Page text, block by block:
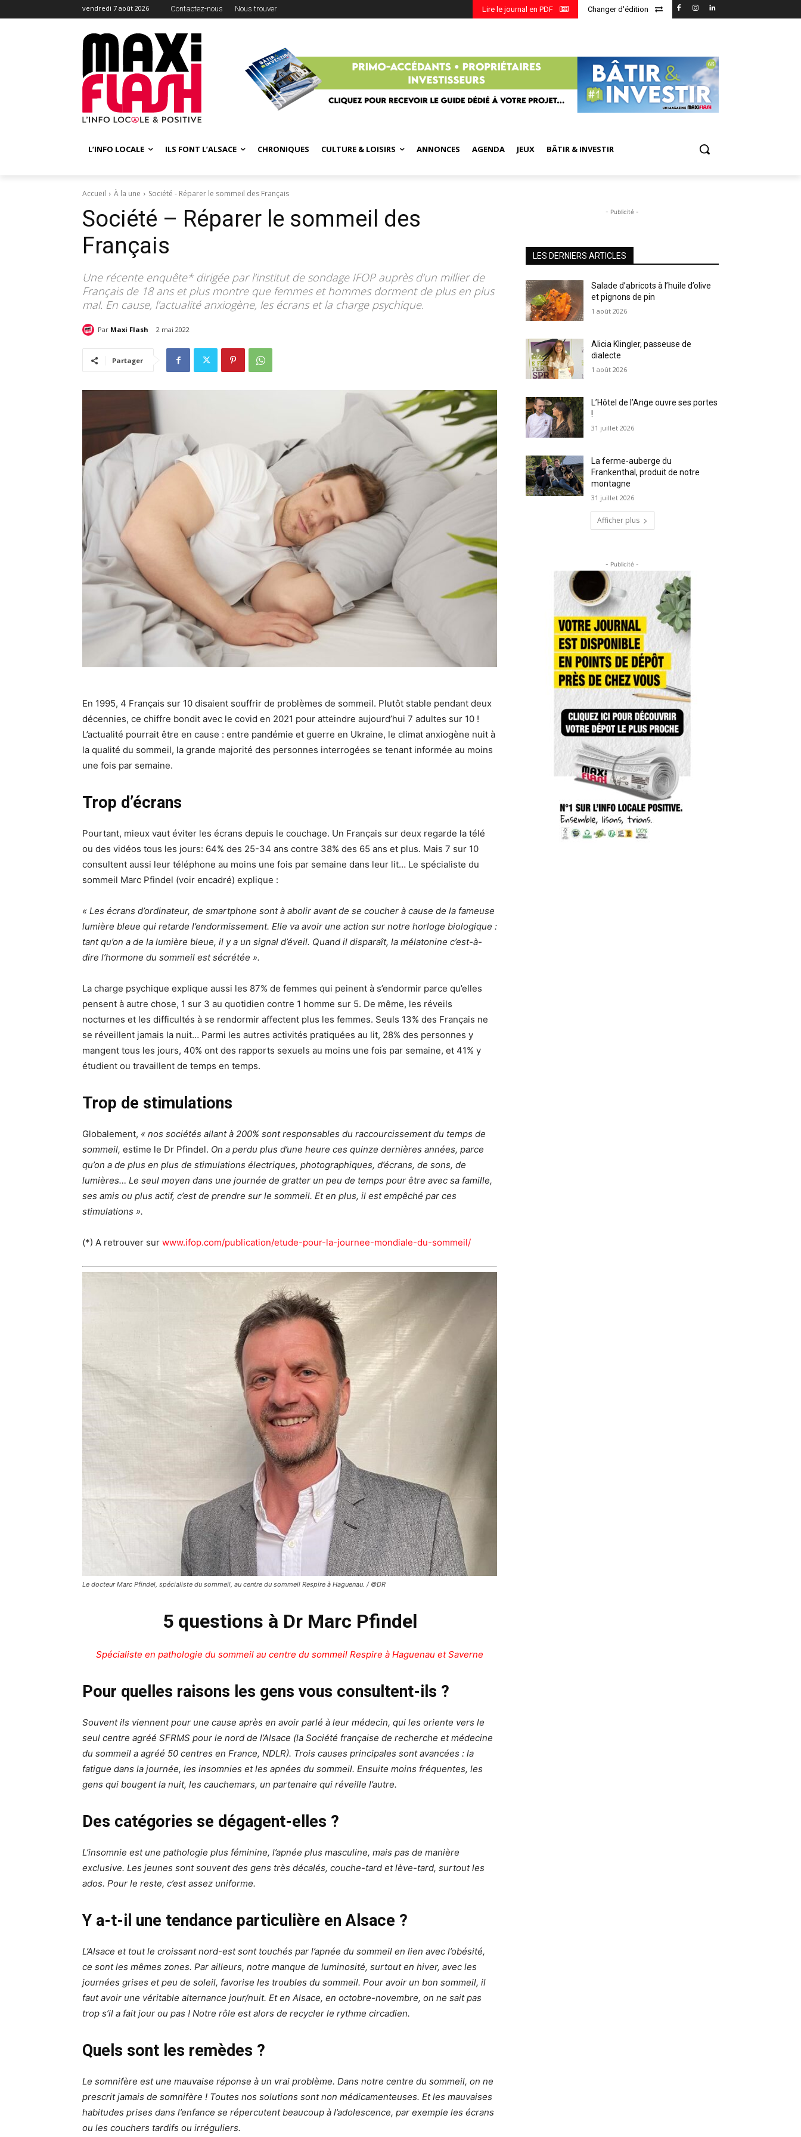
vendredi 7 août 2026 Contactez-nous Nous trouver Changer d'édition
Lire le journal en PDF
L’INFO LOCALE ILS FONT L’ALSACE CHRONIQUES CULTURE & LOISIRS ANNONCES AGENDA JEUX BÂTIR & INVESTIR
Accueil À la une Société - Réparer le sommeil des Français
Société – Réparer le sommeil des
Français
Une récente enquête* dirigée par l’institut de sondage IFOP auprès d’un millier de
Français de 18 ans et plus montre que femmes et hommes dorment de plus en plus
mal. En cause, l’actualité anxiogène, les écrans et la charge psychique.
Par Maxi Flash 2 mai 2022
Partager
En 1995, 4 Français sur 10 disaient souffrir de problèmes de sommeil. Plutôt stable pendant deux
décennies, ce chiffre bondit avec le covid en 2021 pour atteindre aujourd’hui 7 adultes sur 10 !
L’actualité pourrait être en cause : entre pandémie et guerre en Ukraine, le climat anxiogène nuit à
la qualité du sommeil, la grande majorité des personnes interrogées se tenant informée au moins
une fois par semaine.
Trop d’écrans
Pourtant, mieux vaut éviter les écrans depuis le couchage. Un Français sur deux regarde la télé
ou des vidéos tous les jours: 64% des 25-34 ans contre 38% des 65 ans et plus. Mais 7 sur 10
consultent aussi leur téléphone au moins une fois par semaine dans leur lit… Le spécialiste du
sommeil Marc Pfindel (voir encadré) explique :
« Les écrans d’ordinateur, de smartphone sont à abolir avant de se coucher à cause de la fameuse
lumière bleue qui retarde l’endormissement. Elle va avoir une action sur notre horloge biologique :
tant qu’on a de la lumière bleue, il y a un signal d’éveil. Quand il disparaît, la mélatonine c’est-à-
dire l’hormone du sommeil est sécrétée ».
La charge psychique explique aussi les 87% de femmes qui peinent à s’endormir parce qu’elles
pensent à autre chose, 1 sur 3 au quotidien contre 1 homme sur 5. De même, les réveils
nocturnes et les difficultés à se rendormir affectent plus les femmes. Seuls 13% des Français ne
se réveillent jamais la nuit… Parmi les autres activités pratiquées au lit, 28% des personnes y
mangent tous les jours, 40% ont des rapports sexuels au moins une fois par semaine, et 41% y
étudient ou travaillent de temps en temps.
Trop de stimulations
Globalement, « nos sociétés allant à 200% sont responsables du raccourcissement du temps de
sommeil, estime le Dr Pfindel. On a perdu plus d’une heure ces quinze dernières années, parce
qu’on a de plus en plus de stimulations électriques, photographiques, d’écrans, de sons, de
lumières… Le seul moyen dans une journée de gratter un peu de temps pour être avec sa famille,
ses amis ou plus actif, c’est de prendre sur le sommeil. Et en plus, il est empêché par ces
stimulations ».
(*) A retrouver sur www.ifop.com/publication/etude-pour-la-journee-mondiale-du-sommeil/
Le docteur Marc Pfindel, spécialiste du sommeil, au centre du sommeil Respire à Haguenau. / ©DR
5 questions à Dr Marc Pfindel
Spécialiste en pathologie du sommeil au centre du sommeil Respire à Haguenau et Saverne
Pour quelles raisons les gens vous consultent-ils ?
Souvent ils viennent pour une cause après en avoir parlé à leur médecin, qui les oriente vers le
seul centre agréé SFRMS pour le nord de l’Alsace (la Société française de recherche et médecine
du sommeil a agréé 50 centres en France, NDLR). Trois causes principales sont avancées : la
fatigue dans la journée, les insomnies et les apnées du sommeil. Ensuite moins fréquentes, les
gens qui bougent la nuit, les cauchemars, un partenaire qui réveille l’autre.
Des catégories se dégagent-elles ?
L’insomnie est une pathologie plus féminine, l’apnée plus masculine, mais pas de manière
exclusive. Les jeunes sont souvent des gens très décalés, couche-tard et lève-tard, surtout les
ados. Pour le reste, c’est assez uniforme.
Y a-t-il une tendance particulière en Alsace ?
L’Alsace et tout le croissant nord-est sont touchés par l’apnée du sommeil en lien avec l’obésité,
ce sont les mêmes zones. Par ailleurs, notre manque de luminosité, surtout en hiver, avec les
journées grises et peu de soleil, favorise les troubles du sommeil. Pour avoir un bon sommeil, il
faut avoir une véritable alternance jour/nuit. Et en Alsace, en octobre-novembre, on ne sait pas
trop s’il a fait jour ou pas ! Notre rôle est alors de recycler le rythme circadien.
Quels sont les remèdes ?
Le somnifère est une mauvaise réponse à un vrai problème. Dans notre centre du sommeil, on ne
prescrit jamais de somnifère ! Toutes nos solutions sont non médicamenteuses. Et les mauvaises
habitudes prises dans l’enfance se répercutent beaucoup à l’adolescence, par exemple les écrans
ou les couchers tardifs ou irréguliers.
- Publicité -
LES DERNIERS ARTICLES
Salade d’abricots à l’huile d’olive
et pignons de pin
1 août 2026
Alicia Klingler, passeuse de
dialecte
1 août 2026
L’Hôtel de l’Ange ouvre ses portes
!
31 juillet 2026
La ferme-auberge du
Frankenthal, produit de notre
montagne
31 juillet 2026
Afficher plus
- Publicité -